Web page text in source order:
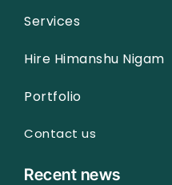
Services
Hire Himanshu Nigam
Portfolio
Contact us
Recent news